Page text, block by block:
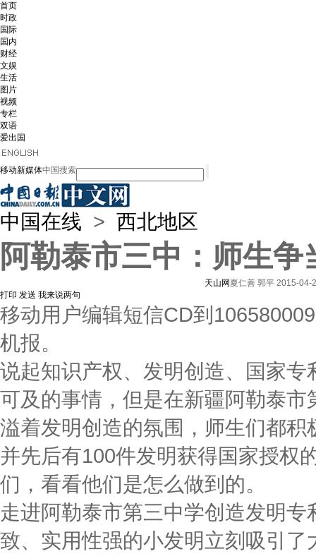
首页
时政
国际
国内
财经
文娱
生活
图片
视频
专栏
双语
爱出国
移动新媒体中国搜索
中国在线 > 西北地区
阿勒泰市三中：师生
天山网 夏仁善 郭平 2015-04-
打印 发送 我来说两句
移动用户编辑短信CD到
机报。
说起知识产权、发明创造、国家
可及的事情，但是在新疆阿勒泰市
溢着发明创造的氛围，师生们都
并先后有100件发明获得国家授权
们，看看他们是怎么做到的。
走进阿勒泰市第三中学创造发明
致、实用性强的小发明立刻吸引